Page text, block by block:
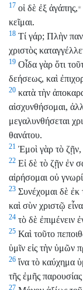
17 οἱ δὲ ἐξ ἀγάπης,*
κεῖμαι.
18 Τί γάρ; Πλὴν
χριστὸς
19 Οἶδα γὰρ ὅτι
δεήσεως, καὶ
20 κατὰ τὴν
αἰσχυνθήσομαι,
μεγαλυνθήσεται
θανάτου.
21 Ἐμοὶ γὰρ τὸ ζῇν,
22 Εἰ δὲ τὸ ζῇν ἐν
αἱρήσομαι οὐ
23 Συνέχομαι δὲ ἐκ
καὶ σὺν χριστῷ
24 τὸ δὲ ἐπιμένειν
25 Καὶ τοῦτο
ὑμῖν εἰς τὴν ὑμῶν
26 ἵνα τὸ καύχημα
τῆς ἐμῆς
27